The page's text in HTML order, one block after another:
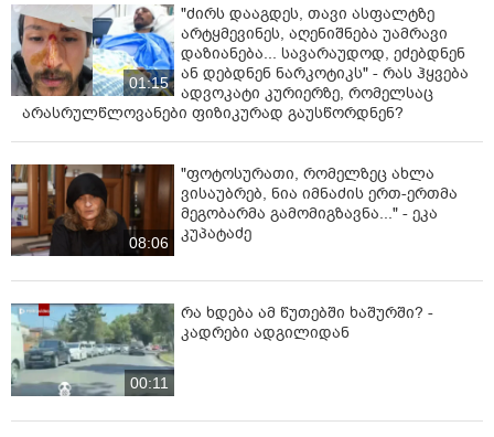
01:15
"ძირს დააგდეს, თავი ასფალტზე
არტყმევინეს, აღენიშნება უამრავი
დაზიანება... სავარაუდოდ, ეძებდნენ
ან დებდნენ ნარკოტიკს" - რას ჰყვება
ადვოკატი კურიერზე, რომელსაც
არასრულწლოვანები ფიზიკურად გაუსწორდნენ?
08:06
"ფოტოსურათი, რომელზეც ახლა
ვისაუბრებ, ნია იმნაძის ერთ-ერთმა
მეგობარმა გამომიგზავნა..." - ეკა
კუპატაძე
00:11
რა ხდება ამ წუთებში ხაშურში? -
კადრები ადგილიდან